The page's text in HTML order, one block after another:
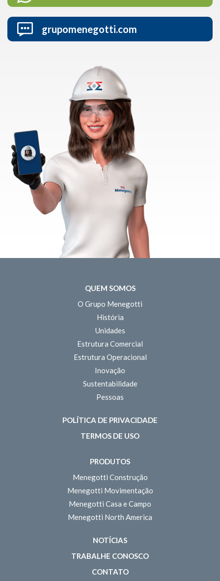
grupomenegotti.com
QUEM SOMOS
O Grupo Menegotti
História
Unidades
Estrutura Comercial
Estrutura Operacional
Inovação
Sustentabilidade
Pessoas
POLÍTICA DE PRIVACIDADE
TERMOS DE USO
PRODUTOS
Menegotti Construção
Menegotti Movimentação
Menegotti Casa e Campo
Menegotti North America
NOTÍCIAS
TRABALHE CONOSCO
CONTATO